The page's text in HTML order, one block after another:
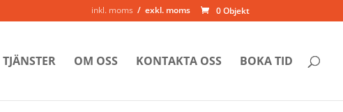
0 Objekt
inkl. moms exkl. moms
TJÄNSTER OM OSS KONTAKTA OSS BOKA TID